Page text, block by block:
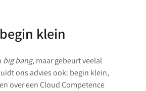
klein
big bang, maar gebeurt veelal
ons advies ook: begin klein,
over een Cloud Competence